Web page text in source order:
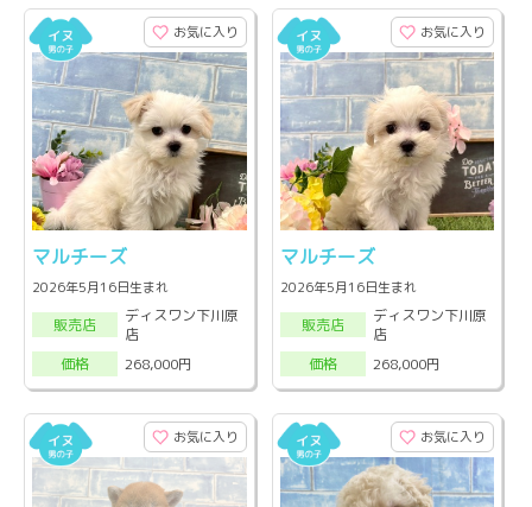
お気に入り
マルチーズ
2026年5月16日生まれ
販売店
ディスワン下川原
店
価格
268,000円
お気に入り
マルチーズ
2026年5月16日生まれ
販売店
ディスワン下川原
店
価格
268,000円
お気に入り お気に入り